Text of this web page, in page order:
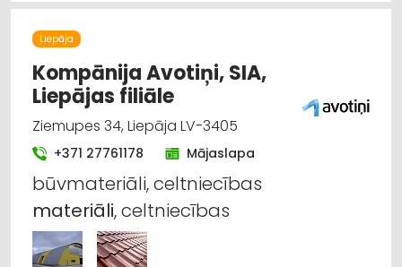
Krāsas, lakas, būvķīmija: tirdzniecība
JUMTU SEGUMI
METĀLIZSTRĀDĀJUMI
DURVIS, LOGI
METĀLA TIRDZNIECĪBA
INTERNETVEIKALI, E-KOMERCIJA
APDARES MATERIĀLI: TIRDZNIECĪBA
Liepāja
Kompānija Avotiņi, SIA,
Liepājas filiāle
Ziemupes 34, Liepāja LV-3405
+371 27761178 Mājaslapa
būvmateriāli, celtniecības
materiāli, celtniecības